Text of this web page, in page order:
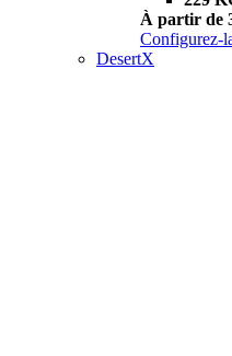
À partir de
Configurez-
DesertX